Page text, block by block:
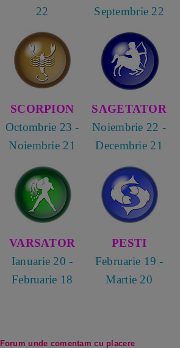
22
Septembrie 22
SCORPION
Octombrie 23 -
Noiembrie 21
SAGETATOR
Noiembrie 22 -
Decembrie 21
VARSATOR
Ianuarie 20 -
Februarie 18
PESTI
Februarie 19 -
Martie 20
Forum unde comentam cu placere